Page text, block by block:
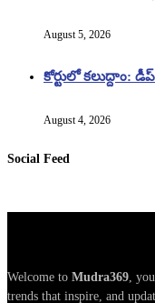
August 5, 2026
కోర్టులో కలుద్దాం:
August 4, 2026
Social Feed
Welcome to Mudra369,
trends that inspire, and